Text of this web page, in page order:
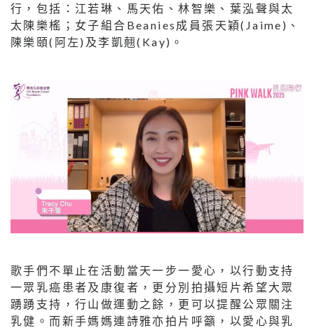
行，包括：江若琳、馬天佑、林智樂、葉泓聲與太
太陳樂榣；女子組合Beanies成員張天穎(Jaime)、
陳樂頤(阿左)及李凱翹(Kay)。
歌手們不單止在活動當天一步一愛心，以行動支持
一眾乳癌患者及康復者，更分別拍攝短片希望大眾
踴踴支持，行山做運動之餘，更可以提醒公眾關注
乳健。而新手媽媽連詩雅亦拍片呼籲，以愛心與乳